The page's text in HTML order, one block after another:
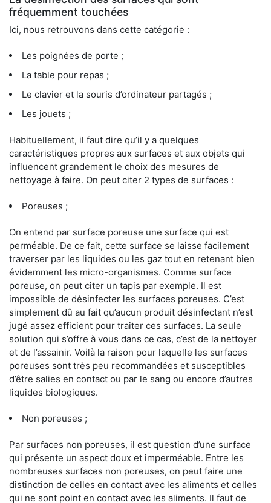
fréquemment touchées
Ici, nous retrouvons dans cette catégorie :
Les poignées de porte ;
La table pour repas ;
Le clavier et la souris d’ordinateur partagés ;
Les jouets ;
Habituellement, il faut dire qu’il y a quelques
caractéristiques propres aux surfaces et aux objets qui
influencent grandement le choix des mesures de
nettoyage à faire. On peut citer 2 types de surfaces :
Poreuses ;
On entend par surface poreuse une surface qui est
perméable. De ce fait, cette surface se laisse facilement
traverser par les liquides ou les gaz tout en retenant bien
évidemment les micro-organismes. Comme surface
poreuse, on peut citer un tapis par exemple. Il est
impossible de désinfecter les surfaces poreuses. C’est
simplement dû au fait qu’aucun produit désinfectant n’est
jugé assez efficient pour traiter ces surfaces. La seule
solution qui s’offre à vous dans ce cas, c’est de la nettoyer
et de l’assainir. Voilà la raison pour laquelle les surfaces
poreuses sont très peu recommandées et susceptibles
d’être salies en contact ou par le sang ou encore d’autres
liquides biologiques.
Non poreuses ;
Par surfaces non poreuses, il est question d’une surface
qui présente un aspect doux et imperméable. Entre les
nombreuses surfaces non poreuses, on peut faire une
distinction de celles en contact avec les aliments et celles
qui ne sont point en contact avec les aliments. Il faut de